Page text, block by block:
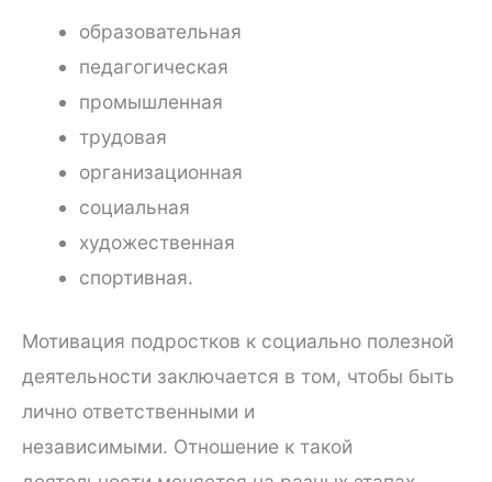
образовательная
педагогическая
промышленная
трудовая
организационная
социальная
художественная
спортивная.
Мотивация подростков к социально полезной
деятельности заключается в том, чтобы быть
лично ответственными и
независимыми. Отношение к такой